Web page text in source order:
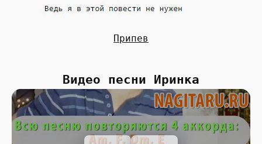
Припев
Видео песни Иринка